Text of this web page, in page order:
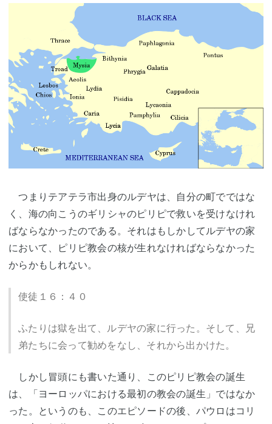
つまりテアテラ市出身のルデヤは、自分の町でではな
く、海の向こうのギリシャのピリピで救いを受けなけれ
ばならなかったのである。それはもしかしてルデヤの家
において、ピリピ教会の核が生れなければならなかった
からかもしれない。
使徒１６：４０
ふたりは獄を出て、ルデヤの家に行った。そして、兄
弟たちに会って勧めをなし、それから出かけた。
しかし冒頭にも書いた通り、このピリピ教会の誕生
は、「ヨーロッパにおける最初の教会の誕生」ではなか
った。というのも、このエピソードの後、パウロはコリ